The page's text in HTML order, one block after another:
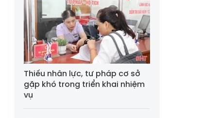
Thiếu nhân lực, tư pháp cơ sở
gặp khó trong triển khai nhiệm
vụ